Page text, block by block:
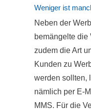
Weniger ist
Neben der
bemängelte die
zudem die Art
Kunden zu
werden sollten,
nämlich per E-
MMS. Für die